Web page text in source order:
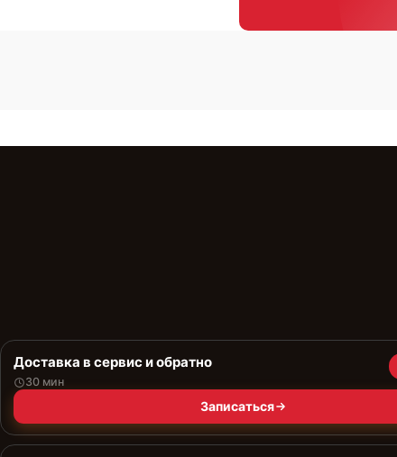
Доставка в сервис и обратно
30 мин
Записаться